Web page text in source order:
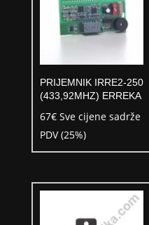
PRIJEMNIK IRRE2-250
(433,92MHZ) ERREKA
67€ Sve cijene sadrže
PDV (25%)